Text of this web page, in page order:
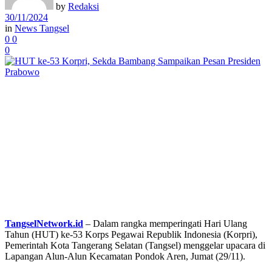
by Redaksi
30/11/2024
in News Tangsel
0 0
0
TangselNetwork.id – Dalam rangka memperingati Hari Ulang
Tahun (HUT) ke-53 Korps Pegawai Republik Indonesia (Korpri),
Pemerintah Kota Tangerang Selatan (Tangsel) menggelar upacara di
Lapangan Alun-Alun Kecamatan Pondok Aren, Jumat (29/11).